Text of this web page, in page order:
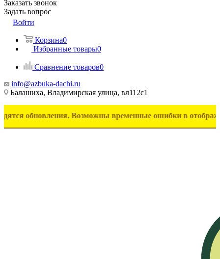
Заказать звонок
Задать вопрос
Войти
Корзина0
Избранные товары0
Сравнение товаров0
info@azbuka-dachi.ru
Балашиха, Владимирская улица, вл112с1
Возможны временные ошибки в отображении